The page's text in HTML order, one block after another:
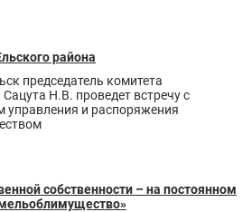
района
председатель комитета
Н.В. проведет встречу с
управления и распоряжения
собственности – на постоянном